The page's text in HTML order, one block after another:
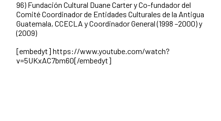
96) Fundación Cultural Duane Carter y Co-fundador del
Comité Coordinador de Entidades Culturales de la Antigua
Guatemala, CCECLA y Coordinador General (1998 –2000) y
(2009)
[embedyt] https://www.youtube.com/watch?
v=5UKxAC7bm60[/embedyt]